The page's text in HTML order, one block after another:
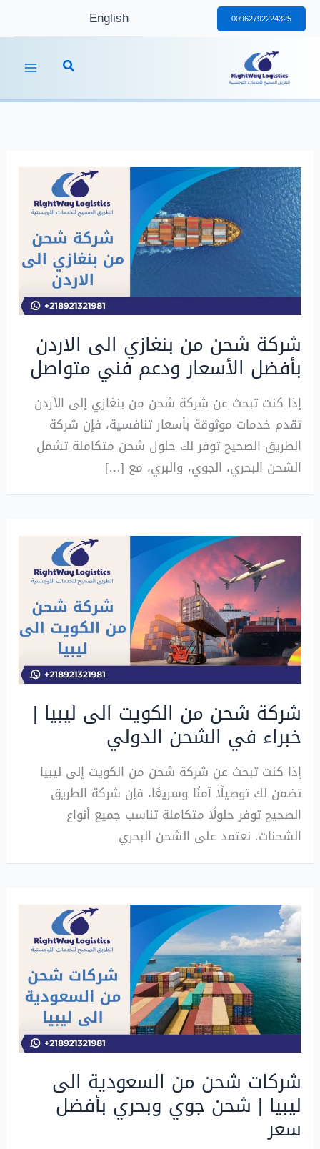
تخطي
إلى
المحتوى
00962792224325
English
شركة شحن من بنغازي الى الاردن
بأفضل الأسعار ودعم فني متواصل
إذا كنت تبحث عن شركة شحن من بنغازي إلى الأردن
تقدم خدمات موثوقة بأسعار تنافسية، فإن شركة
الطريق الصحيح توفر لك حلول شحن متكاملة تشمل
الشحن البحري، الجوي، والبري، مع […]
شركة شحن من الكويت الى ليبيا |
خبراء في الشحن الدولي
إذا كنت تبحث عن شركة شحن من الكويت إلى ليبيا
تضمن لك توصيلًا آمنًا وسريعًا، فإن شركة الطريق
الصحيح توفر حلولًا متكاملة تناسب جميع أنواع
الشحنات. نعتمد على الشحن البحري
شركات شحن من السعودية الى
ليبيا | شحن جوي وبحري بأفضل
سعر